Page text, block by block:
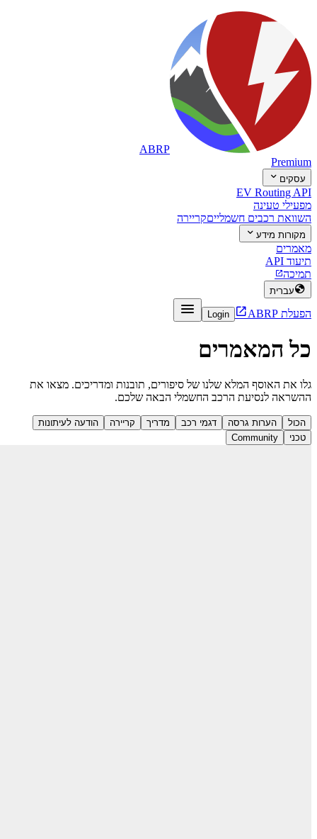
ABRP
Premium
עסקים 
EV Routing API
מפעילי טעינה
השוואת רכבים חשמלייםקריירה
מקורות מידע 
מאמרים
תיעוד API
תמיכה
עברית
הפעלת ABRP 
Login

כל המאמרים
גלו את האוסף המלא שלנו של סיפורים, תובנות ומדריכים. מצאו את
ההשראה לנסיעת הרכב החשמלי הבאה שלכם.
הכול הערות גרסה דגמי רכב מדריך קריירה
הודעה לעיתונות
טכני
Community